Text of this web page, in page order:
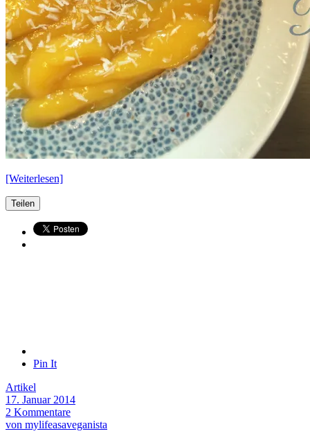
[Weiterlesen]
Teilen
Pin It
Artikel
17. Januar 2014
2 Kommentare
von mylifeasaveganista